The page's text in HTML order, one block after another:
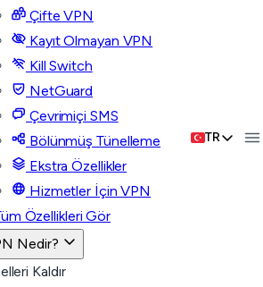
Çifte VPN
Kayıt Olmayan VPN
Kill Switch
NetGuard
Çevrimiçi SMS
Bölünmüş Tünelleme
Ekstra Özellikler
Hizmetler İçin VPN
Özellikleri Gör
Nedir?
Kaldır
TR